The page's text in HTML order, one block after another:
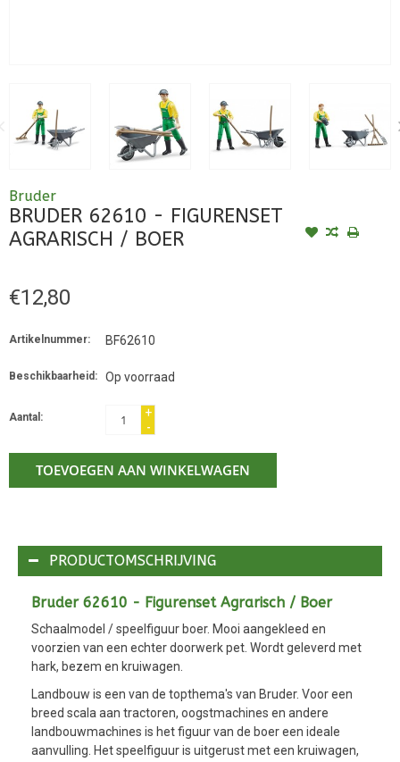
Bruder
BRUDER 62610 - FIGURENSET
AGRARISCH / BOER
€12,80
Artikelnummer: BF62610
Beschikbaarheid: Op voorraad
Aantal:
+
-
TOEVOEGEN AAN WINKELWAGEN
PRODUCTOMSCHRIJVING
Bruder 62610 - Figurenset Agrarisch / Boer
Schaalmodel / speelfiguur boer. Mooi aangekleed en
voorzien van een echter doorwerk pet. Wordt geleverd met
hark, bezem en kruiwagen.
Landbouw is een van de topthema's van Bruder. Voor een
breed scala aan tractoren, oogstmachines en andere
landbouwmachines is het figuur van de boer een ideale
aanvulling. Het speelfiguur is uitgerust met een kruiwagen,